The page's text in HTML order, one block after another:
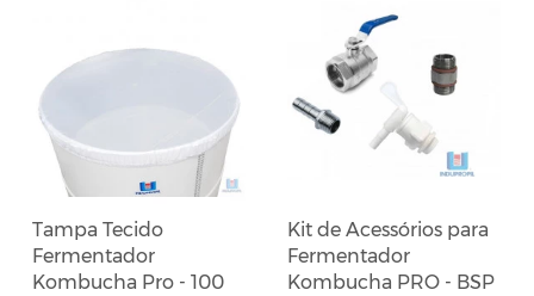
Tampa Tecido
Fermentador
Kombucha Pro - 100
Kit de Acessórios para
Fermentador
Kombucha PRO - BSP